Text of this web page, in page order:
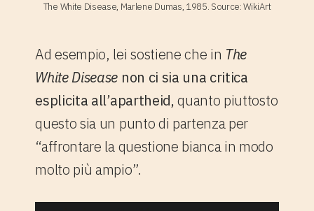
The White Disease, Marlene Dumas, 1985. Source: WikiArt
Ad esempio, lei sostiene che in The
White Disease non ci sia una critica
esplicita all’apartheid,quanto piuttosto
questo sia un punto di partenza per
“affrontare la questione bianca in modo
molto più ampio”.